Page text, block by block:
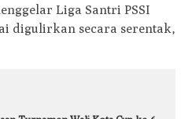
Liga Santri PSSI
digulirkan secara serentak,